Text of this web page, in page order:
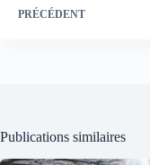
PRÉCÉDENT
Publications similaires